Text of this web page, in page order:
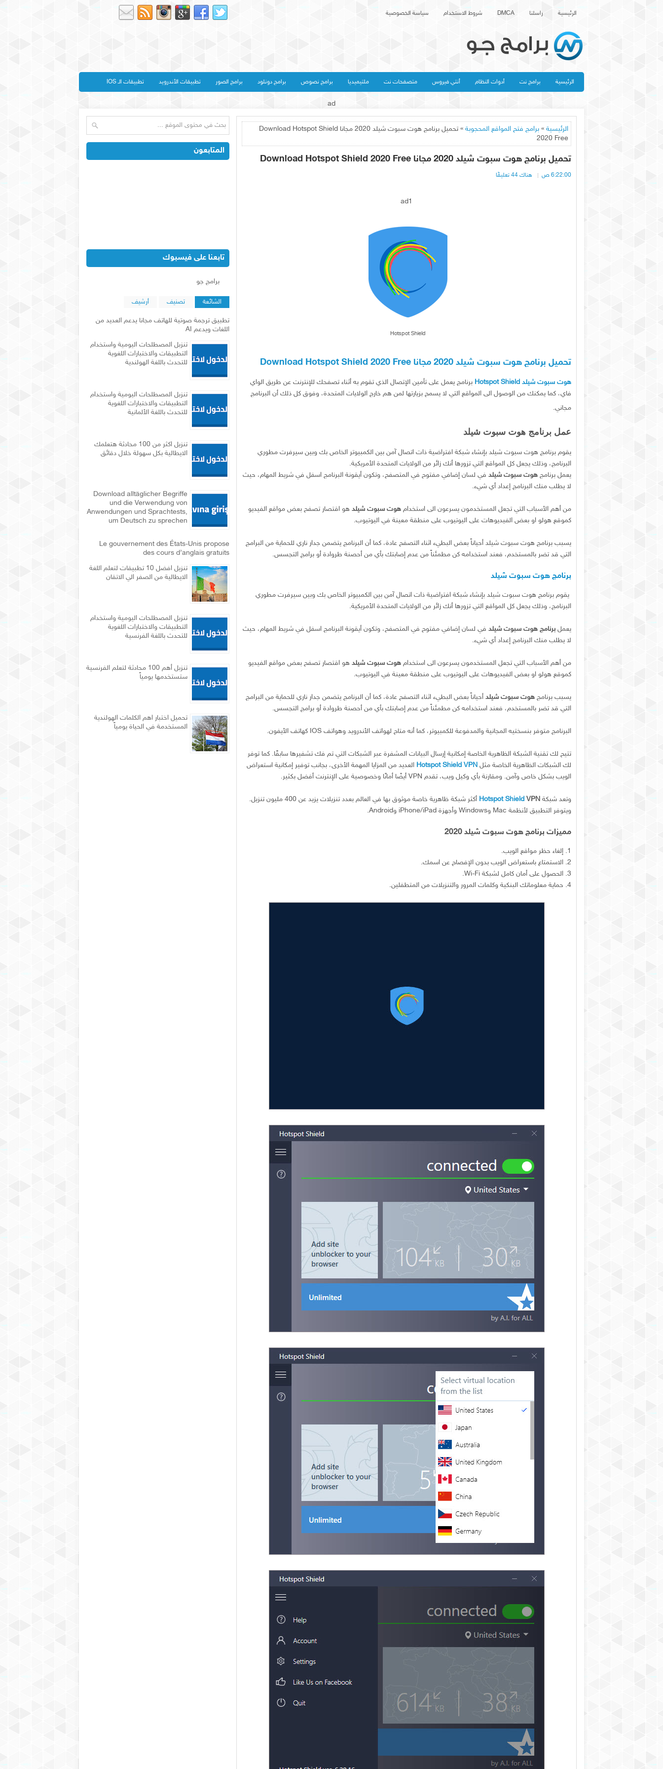
الرئيسية راسلنا DMCA شروط الاستخدام سياسة الخصوصية
الرئيسية برامج نت أدوات النظام أنتي فيروس متصفحات نت ملتيميديا برامج نصوص برامج دونلود برامج الصور تطبيقات الأندرويد تطبيقات الـ IOS
ad
الرئيسية » برامج فتح المواقع المحجوبة
» تحميل برنامج هوت سبوت شيلد 2020 مجانا Download Hotspot Shield
2020 Free
تحميل برنامج هوت سبوت شيلد 2020 مجانا Download Hotspot Shield 2020 Free
6:22:00 ص هناك 44 تعليقًا
ad1
Hotspot Shield
تحميل برنامج هوت سبوت شيلد 2020 مجانا Download Hotspot Shield 2020 Free
هوت سبوت شيلد Hotspot Shield برنامج يعمل على تأمين الإتصال الذي تقوم به أثناء تصفحك للإنترنت عن طريق الواي
فاي، كما يمكنك من الوصول الى المواقع التي لا يسمح بزيارتها لمن هم خارج الولايات المتحدة، وفوق كل ذلك أن البرنامج
مجاني.
عمل برنامج هوت سبوت شيلد
يقوم برنامج هوت سبوت شيلد بإنشاء شبكة افتراضية ذات اتصال آمن بين الكمبيوتر الخاص بك وبين سيرفرت مطوري
البرنامج، وذلك يجعل كل المواقع التي تزورها أنك زائر من الولايات المتحدة الأمريكية.
يعمل برنامج هوت سبوت شيلد في لسان إضافي مفتوح في المتصفح، وتكون أيقونة البرنامج اسفل في شريط المهام، حيث
لا يطلب منك البرنامج إعداد أي شيء.
من أهم الأسباب التي تجعل المستخدمون يسرعون الى استخدام هوت سبوت شيلد هو اقتصار تصفح بعض مواقع الفيديو
كموقع هولو او بعض الفيديوهات على اليوتيوب على منطقة معينة في اليوتيوب.
يسبب برنامج هوت سبوت شيلد أحياناً بعض البطيء اثناء التصفح عادة، كما أن البرنامج يتضمن جدار ناري للحماية من البرامج
التي قد تضر بالمستخدم، فعند استخدامه كن مطمئناً من عدم إصابتك بأي من أحصنة طروادة أو برامج التجسس.
برنامج هوت سبوت شيلد
يقوم برنامج هوت سبوت شيلد بإنشاء شبكة افتراضية ذات اتصال آمن بين الكمبيوتر الخاص بك وبين سيرفرت مطوري
البرنامج، وذلك يجعل كل المواقع التي تزورها أنك زائر من الولايات المتحدة الأمريكية.
يعمل برنامج هوت سبوت شيلد في لسان إضافي مفتوح في المتصفح، وتكون أيقونة البرنامج اسفل في شريط المهام، حيث
لا يطلب منك البرنامج إعداد أي شيء.
من أهم الأسباب التي تجعل المستخدمون يسرعون الى استخدام هوت سبوت شيلد هو اقتصار تصفح بعض مواقع الفيديو
كموقع هولو او بعض الفيديوهات على اليوتيوب على منطقة معينة في اليوتيوب.
يسبب برنامج هوت سبوت شيلد أحياناً بعض البطيء اثناء التصفح عادة، كما أن البرنامج يتضمن جدار ناري للحماية من البرامج
التي قد تضر بالمستخدم، فعند استخدامه كن مطمئناً من عدم إصابتك بأي من أحصنة طروادة أو برامج التجسس.
البرنامج متوفر بنسختيه المجانية والمدفوعة للكمبيوتر، كما أنه متاح لهواتف الأندرويد وهواتف IOS كهاتف الأيفون.
تتيح لك تقنية الشبكة الظاهرية الخاصة إمكانية إرسال البيانات المشفرة عبر الشبكات التي تم فك تشفيرها سابقًا. كما توفر
لك الشبكات الظاهرية الخاصة مثل Hotspot Shield VPN العديد من المزايا المهمة الأخرى، بجانب توفير إمكانية استعراض
الويب بشكل خاص وآمن. ومقارنة بأي وكيل ويب، تقدم VPN أيضًا أمانًا وخصوصية على الإنترنت أفضل بكثير.
وتعد شبكة Hotspot Shield VPN
أكثر شبكة ظاهرية خاصة موثوق بها في العالم بعدد تنزيلات يزيد عن 400 مليون تنزيل.
ويتوفر التطبيق لأنظمة Mac وWindows وأجهزة iPhone/iPad وAndroid.
مميزات برنامج هوت سبوت شيلد 2020
1. إلغاء حظر مواقع الويب.
2. الاستمتاع باستعراض الويب بدون الإفصاح عن اسمك.
3. الحصول على أمان كامل لشبكة Wi-Fi.
4. حماية معلوماتك البنكية وكلمات المرور والتنزيلات من المتطفلين.
المتابعون
تابعنا على فيسبوك
‏برامج جو‏
الشائعة تصنيف أرشيف
تطبيق ترجمة صوتية للهاتف مجانا يدعم العديد من
اللغات ويدعم AI
تنزبل المصطلحات اليومية واستخدام
التطبيقات والاختبارات اللغوية
للتحدث باللغة الهولندية
تنزبل المصطلحات اليومية واستخدام
التطبيقات والاختبارات اللغوية
للتحدث باللغة الألمانية
تنزيل اكثر من 100 محادثة هتعلمك
الايطالية بكل سهولة خلال دقائق
Download alltäglicher Begriffe
und die Verwendung von
Anwendungen und Sprachtests,
um Deutsch zu sprechen
Le gouvernement des États-Unis propose
des cours d’anglais gratuits
تنزيل افضل 10 تطبيقات لتعلم اللغة
الايطالية من الصفر الي الاتقان
تنزبل المصطلحات اليومية واستخدام
التطبيقات والاختبارات اللغوية
للتحدث باللغة الفرنسية
تنزبل أهم 100 محادثة لتعلم الفرنسية
ستستخدمها يومياً
تحميل اختبار اهم الكلمات الهولندية
المستخدمة في الحياة يومياً